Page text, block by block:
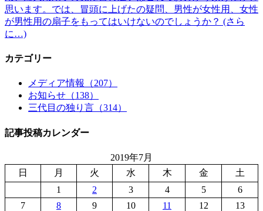
思います。では、冒頭に上げたの疑問、男性が女性用、女性
が男性用の扇子をもってはいけないのでしょうか？ (さら
に…)
カテゴリー
メディア情報（207）
お知らせ（138）
三代目の独り言（314）
記事投稿カレンダー
2019年7月
日
月 火 水 木 金
土
1
2 3 4 5
6
7
8 9 10 11 12
13